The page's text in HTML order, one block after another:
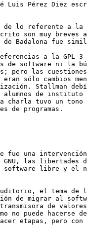
Luis Pérez Diez
lo referente a la
son muy breves
Badalona fue
a la GPL
de software ni la
pero las
sólo cambios
Stallman
de
charla tuvo un
de programas.
fue una
GNU, las
software libre y el
el tema de
de migrar al
de
no puede hacerse
etapas, pero